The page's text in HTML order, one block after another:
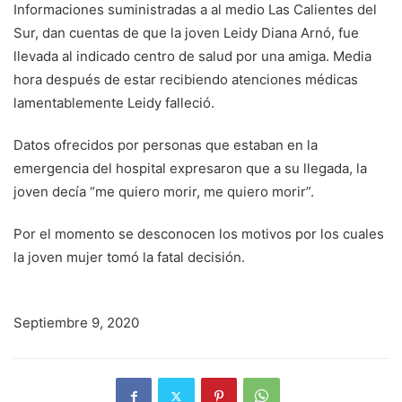
Informaciones suministradas a al medio Las Calientes del
Sur, dan cuentas de que la joven Leidy Diana Arnó, fue
llevada al indicado centro de salud por una amiga. Media
hora después de estar recibiendo atenciones médicas
lamentablemente Leidy falleció.
Datos ofrecidos por personas que estaban en la
emergencia del hospital expresaron que a su llegada, la
joven decía “me quiero morir, me quiero morir”.
Por el momento se desconocen los motivos por los cuales
la joven mujer tomó la fatal decisión.
Septiembre 9, 2020